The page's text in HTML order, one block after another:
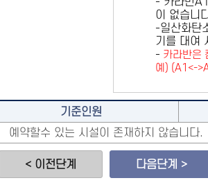
이 없습니
-일산화탄
기를 대여
- 카라반은
예) (A1<-
기준인원
예약할수 있는 시설이 존재하지 않습니다.
< 이전단계 다음단계 >